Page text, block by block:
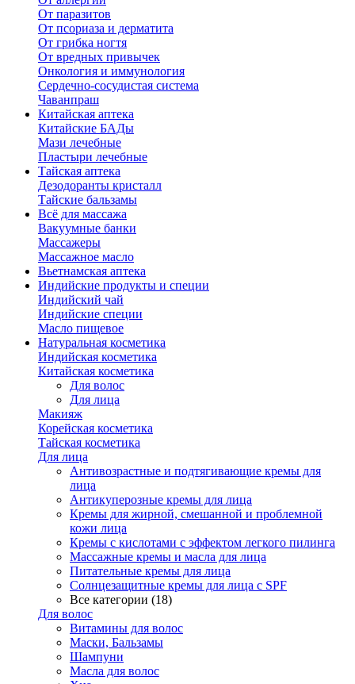
От паразитов
От псориаза и дерматита
От грибка ногтя
От вредных привычек
Онкология и иммунология
Сердечно-сосудистая система
Чаванпраш
Китайская аптека
Китайские БАДы
Мази лечебные
Пластыри лечебные
Тайская аптека
Дезодоранты кристалл
Тайские бальзамы
Всё для массажа
Вакуумные банки
Массажеры
Массажное масло
Вьетнамская аптека
Индийские продукты и специи
Индийский чай
Индийские специи
Масло пищевое
Натуральная косметика
Индийская косметика
Китайская косметика
Для волос
Для лица
Макияж
Корейская косметика
Тайская косметика
Для лица
Антивозрастные и подтягивающие кремы для
лица
Антикуперозные кремы для лица
Кремы для жирной, смешанной и проблемной
кожи лица
Кремы с кислотами с эффектом легкого пилинга
Массажные кремы и масла для лица
Питательные кремы для лица
Солнцезащитные кремы для лица с SPF
Все категории (18)
Для волос
Витамины для волос
Маски, Бальзамы
Шампуни
Масла для волос